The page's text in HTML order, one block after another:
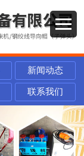
新闻动态
联系我们